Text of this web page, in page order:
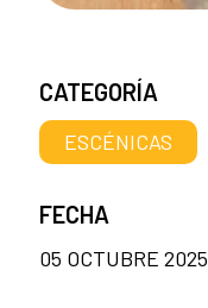
CATEGORÍA
ESCÉNICAS
FECHA
05 OCTUBRE 2025